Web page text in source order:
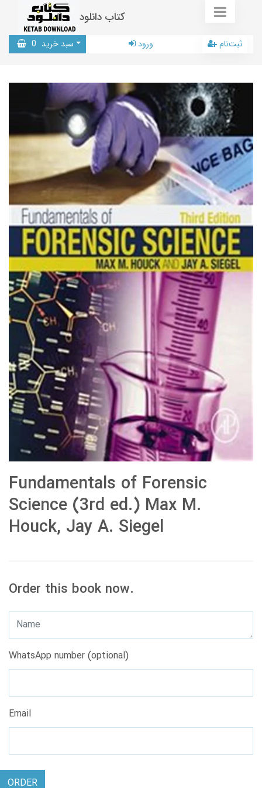
کتاب دانلود
سبد خرید 0 ورود ثبت‌نام
Fundamentals of Forensic
Science (3rd ed.) Max M.
Houck, Jay A. Siegel
Order this book now.
WhatsApp number (optional)
Email
ORDER